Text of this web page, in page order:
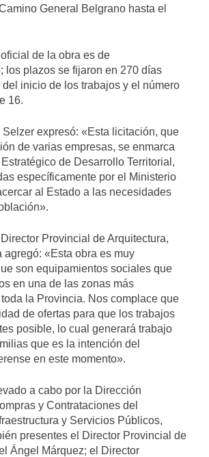
General Belgrano hasta el
de la obra es de
los plazos se fijaron en 270 días
inicio de los trabajos y el número
16.
Selzer expresó: «Esta licitación, que
de varias empresas, se enmarca
de Desarrollo Territorial,
específicamente por el Ministerio
al Estado a las necesidades
Provincial de Arquitectura,
agregó: «Esta obra es muy
son equipamientos sociales que
en una de las zonas más
la Provincia. Nos complace que
de ofertas para que los trabajos
posible, lo cual generará trabajo
que es la intención del
en este momento».
a cabo por la Dirección
y Contrataciones del
y Servicios Públicos,
presentes el Director Provincial de
Ángel Márquez; el Director